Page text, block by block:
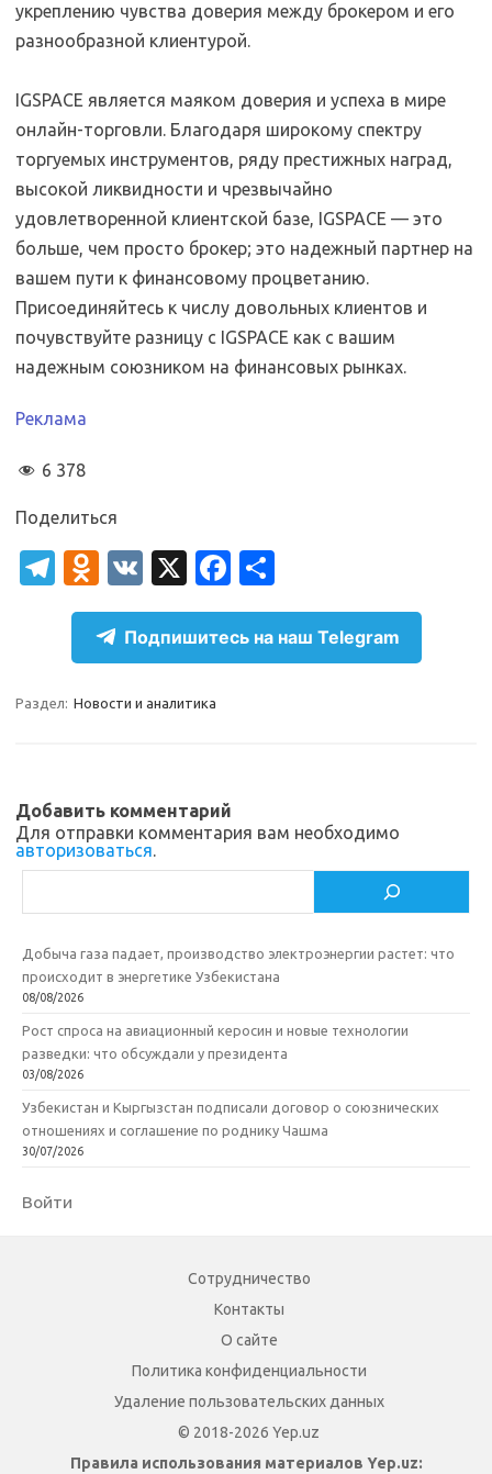
укреплению чувства доверия между брокером и его
разнообразной клиентурой.
IGSPACE является маяком доверия и успеха в мире
онлайн-торговли. Благодаря широкому спектру
торгуемых инструментов, ряду престижных наград,
высокой ликвидности и чрезвычайно
удовлетворенной клиентской базе, IGSPACE — это
больше, чем просто брокер; это надежный партнер на
вашем пути к финансовому процветанию.
Присоединяйтесь к числу довольных клиентов и
почувствуйте разницу с IGSPACE как с вашим
надежным союзником на финансовых рынках.
Реклама
6 378
Поделиться
T
el
gr
a
O
d
n
o
kl
ik
i
V
K
X
Fa
c
e
b
т
п
р
ь
Подпишитесь на наш Telegram
Раздел: Новости и аналитика
Добавить комментарий
Для отправки комментария вам необходимо
авторизоваться.
Добыча газа падает, производство электроэнергии растет: что
происходит в энергетике Узбекистана
08/08/2026
Рост спроса на авиационный керосин и новые технологии
разведки: что обсуждали у президента
03/08/2026
Узбекистан и Кыргызстан подписали договор о союзнических
отношениях и соглашение по роднику Чашма
30/07/2026
Войти
Сотрудничество
Контакты
О сайте
Политика конфиденциальности
Удаление пользовательских данных
© 2018-2026 Yep.uz
Правила использования материалов Yep.uz: